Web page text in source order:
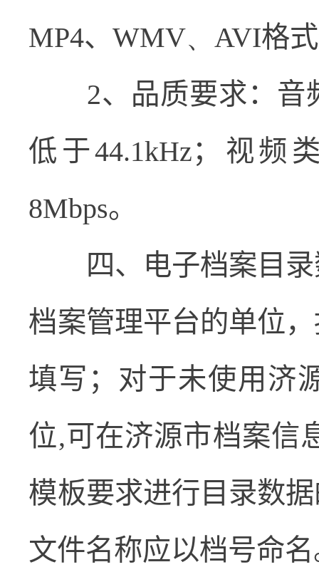
MP4、WMV、AVI格
2、品质要求：音
低于44.1kHz；视频
8Mbps。
四、电子档案目
档案管理平台的单位
填写；对于未使用济
位,可在济源市档案信
模板要求进行目录数
文件名称应以档号命